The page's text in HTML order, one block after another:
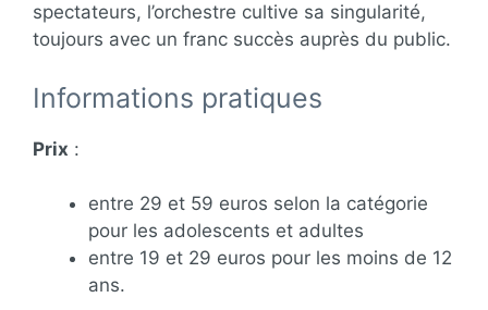
spectateurs, l’orchestre cultive sa singularité,
toujours avec un franc succès auprès du public.
Informations pratiques
Prix :
entre 29 et 59 euros selon la catégorie
pour les adolescents et adultes
entre 19 et 29 euros pour les moins de 12
ans.